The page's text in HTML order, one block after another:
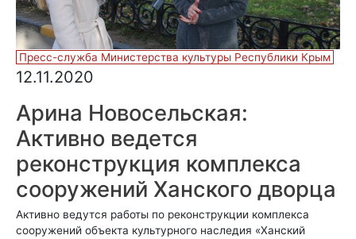
Пресс-служба Министерства культуры Республики Крым
12.11.2020
Арина Новосельская:
Активно ведется
реконструкция комплекса
сооружений Ханского дворца
Активно ведутся работы по реконструкции комплекса
сооружений объекта культурного наследия «Ханский